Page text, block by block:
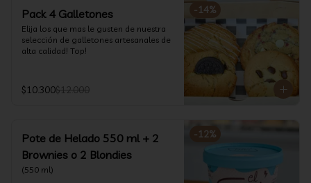
-14%
Pack 4 Galletones
Elija los que mas le gusten de nuestra
selección de galletones artesanales de
alta calidad! Top!
$10.300$12.000
-12%
Pote de Helado 550 ml + 2
Brownies o 2 Blondies
(550 ml)